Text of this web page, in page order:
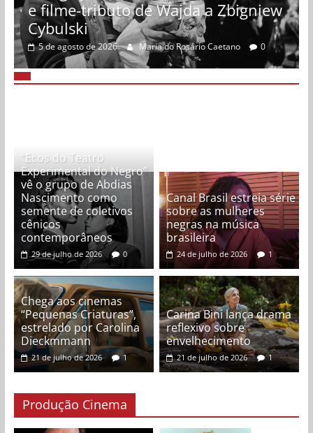
e filme-tributo de Wajda a Zbigniew
Cybulski
5 de agosto de 2026 Maria do Rosário Caetano 0
“Ecos do Teatro
Experimental do Negro”
vê o grupo de Abdias
Nascimento como
semente de coletivos
cênicos
contemporâneos
29 de julho de 2026 0
Canal Brasil estreia série
sobre as mulheres
negras na música
brasileira
24 de julho de 2026 1
Chega aos cinemas
“Pequenas Criaturas”,
estrelado por Carolina
Dieckmmann
21 de julho de 2026 1
Carina Bini lança drama
reflexivo sobre
envelhecimento
21 de julho de 2026 1
Produção Cinema